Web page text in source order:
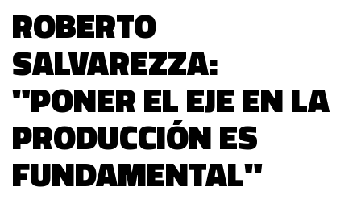
ROBERTO
SALVAREZZA:
"PONER EL EJE EN LA
PRODUCCIÓN ES
FUNDAMENTAL"